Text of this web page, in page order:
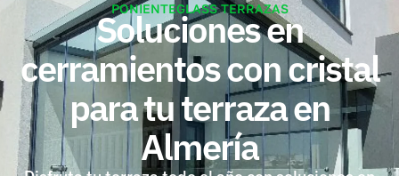
PONIENTEGLASS TERRAZAS
Soluciones en
cerramientos con cristal
para tu terraza en
Almería